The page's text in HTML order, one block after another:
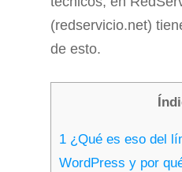
(redservicio.net)
de esto.
1 ¿Qué es eso del
WordPress y por